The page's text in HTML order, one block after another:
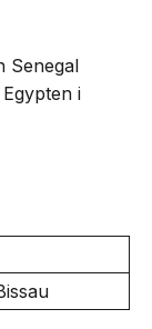
Senegal
i